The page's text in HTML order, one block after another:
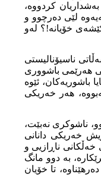
کردووە،
لێی دەرچوو و
خۆیانە!؟ لەو
ناسیۆنالیستی
هەرێمی باشووری
باشوریەکان، ئێوە
هەر خەریکی
ناشوکری نەبێت،
تریش خەریکی دانانی
ناڕازیی و
بە دوو مانگ
تا خۆیان